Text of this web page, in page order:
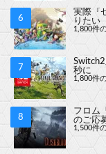
実際『
りたい
1,800件
秒に
1,800件
フロム
のご応
1,500件